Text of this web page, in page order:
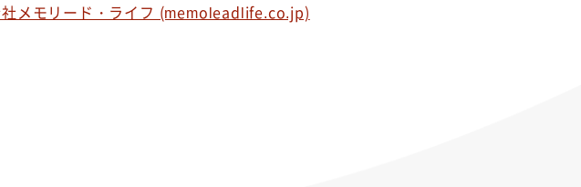
メモリード・ライフ (memoleadlife.co.jp)